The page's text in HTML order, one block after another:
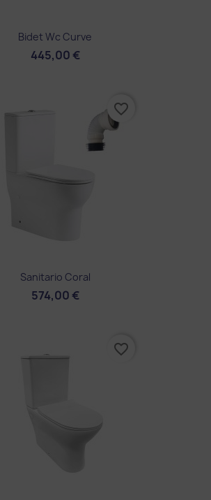
Bidet Wc Curve
445,00 €
Sanitario Coral
574,00 €
favorite_border
favorite_border